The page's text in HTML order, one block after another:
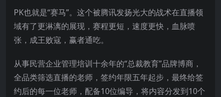
PK也就是“赛马”。 这个被腾讯发扬光大的战术在直播领
域有了更淋漓的展现，赛程更短，速度更快，血脉喷
张，成王败寇，赢者通吃。
从事民营企业管理培训十余年的“总裁教育”品牌博商，
全品类筛选直播的老师，签约年限五年起步，最终给签
约后的每一位老师，配备10位编导，将内容分发到10个